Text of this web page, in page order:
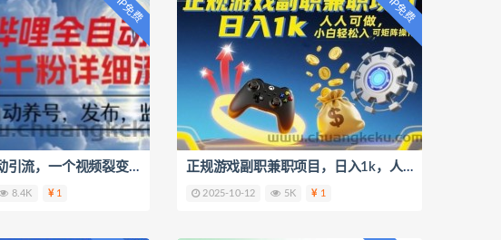
VIP免费
哔哩哔哩全自动引流，一个视频裂变100个矩阵玩法，搭配全自动养号，发布，监控工具【揭秘】
8.4K 1
VIP免费
正规游戏副职兼职项目，日入1k，人人可做，小白轻松入手，可矩阵操作【揭秘】
2025-10-12 5K 1